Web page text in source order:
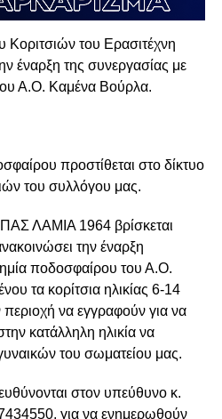
του Ερασιτέχνη
έναρξη της συνεργασίας με
Α.Ο. Καμένα Βούρλα.
προστίθεται στο δίκτυο
του συλλόγου μας.
ΛΑΜΙΑ 1964 βρίσκεται
την έναρξη
ποδοσφαίρου του Α.Ο.
τα κορίτσια ηλικίας 6-14
να εγγραφούν για να
κατάλληλη ηλικία να
του σωματείου μας.
στον υπεύθυνο κ.
για να ενημερωθούν